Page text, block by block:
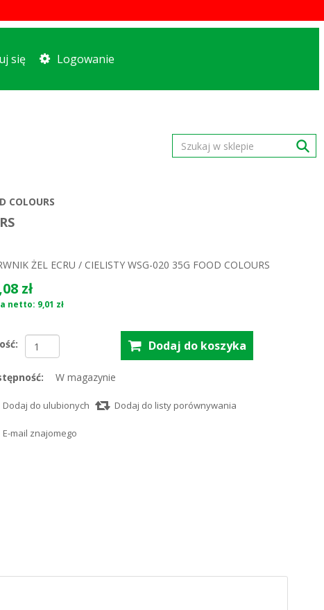
się Logowanie
COLOURS
ŻEL ECRU / CIELISTY WSG-020 35G FOOD COLOURS
zł
netto: 9,01 zł
W magazynie